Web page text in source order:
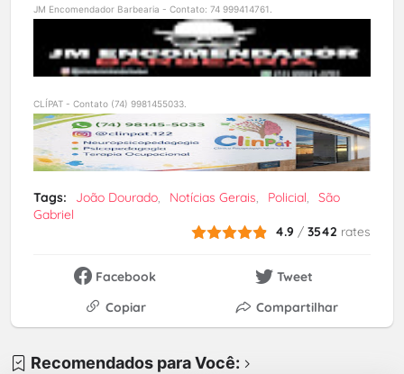
JM Encomendador Barbearia - Contato: 74 999414761.
CLÍPAT - Contato (74) 9981455033.
Tags: João Dourado Notícias Gerais Policial
São
Gabriel
4.9 /3542 rates
Facebook
Tweet
Copiar
Compartilhar
Recomendados para Você: